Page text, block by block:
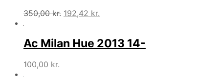
350,00kr. Den
var:
350,00 kr..
192,42 kr.
er:
192,42 kr..
Ac Milan Hue 2013 14-
100,00 kr.